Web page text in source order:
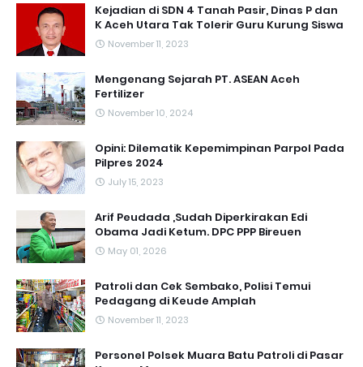
Kejadian di SDN 4 Tanah Pasir, Dinas P dan
K Aceh Utara Tak Tolerir Guru Kurung Siswa
November 11, 2023
Mengenang Sejarah PT. ASEAN Aceh
Fertilizer
November 10, 2024
Opini: Dilematik Kepemimpinan Parpol Pada
Pilpres 2024
July 15, 2023
Arif Peudada ,Sudah Diperkirakan Edi
Obama Jadi Ketum. DPC PPP Bireuen
May 01, 2026
Patroli dan Cek Sembako, Polisi Temui
Pedagang di Keude Amplah
November 11, 2023
Personel Polsek Muara Batu Patroli di Pasar